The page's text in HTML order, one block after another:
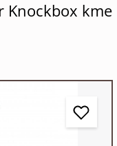
Knockbox kme